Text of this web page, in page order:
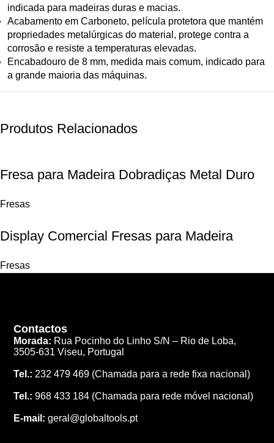
indicada para madeiras duras e macias.
Acabamento em Carboneto, película protetora que mantém
propriedades metalúrgicas do material, protege contra a
corrosão e resiste a temperaturas elevadas.
Encabadouro de 8 mm, medida mais comum, indicado para
a grande maioria das máquinas.
Produtos Relacionados
Fresa para Madeira Dobradiças Metal Duro
Fresas
Display Comercial Fresas para Madeira
Fresas
Contactos
Morada: Rua Pocinho do Linho S/N – Rio de Loba,
3505-631 Viseu, Portugal
Tel.: 232 479 469 (Chamada para a rede fixa nacional)
Tel.: 968 433 184 (Chamada para rede móvel nacional)
E-mail: geral@globaltools.pt